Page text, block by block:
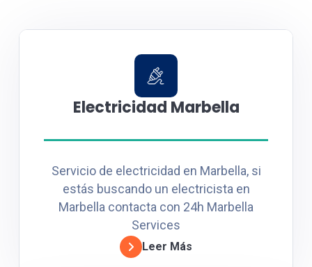
Electricidad Marbella
Servicio de electricidad en Marbella, si
estás buscando un electricista en
Marbella contacta con 24h Marbella
Services
Leer Más